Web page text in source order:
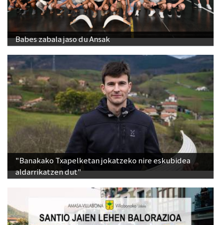
Babes zabala jaso du Ansak
"Banakako Txapelketan jokatzeko nire eskubidea
aldarrikatzen dut"